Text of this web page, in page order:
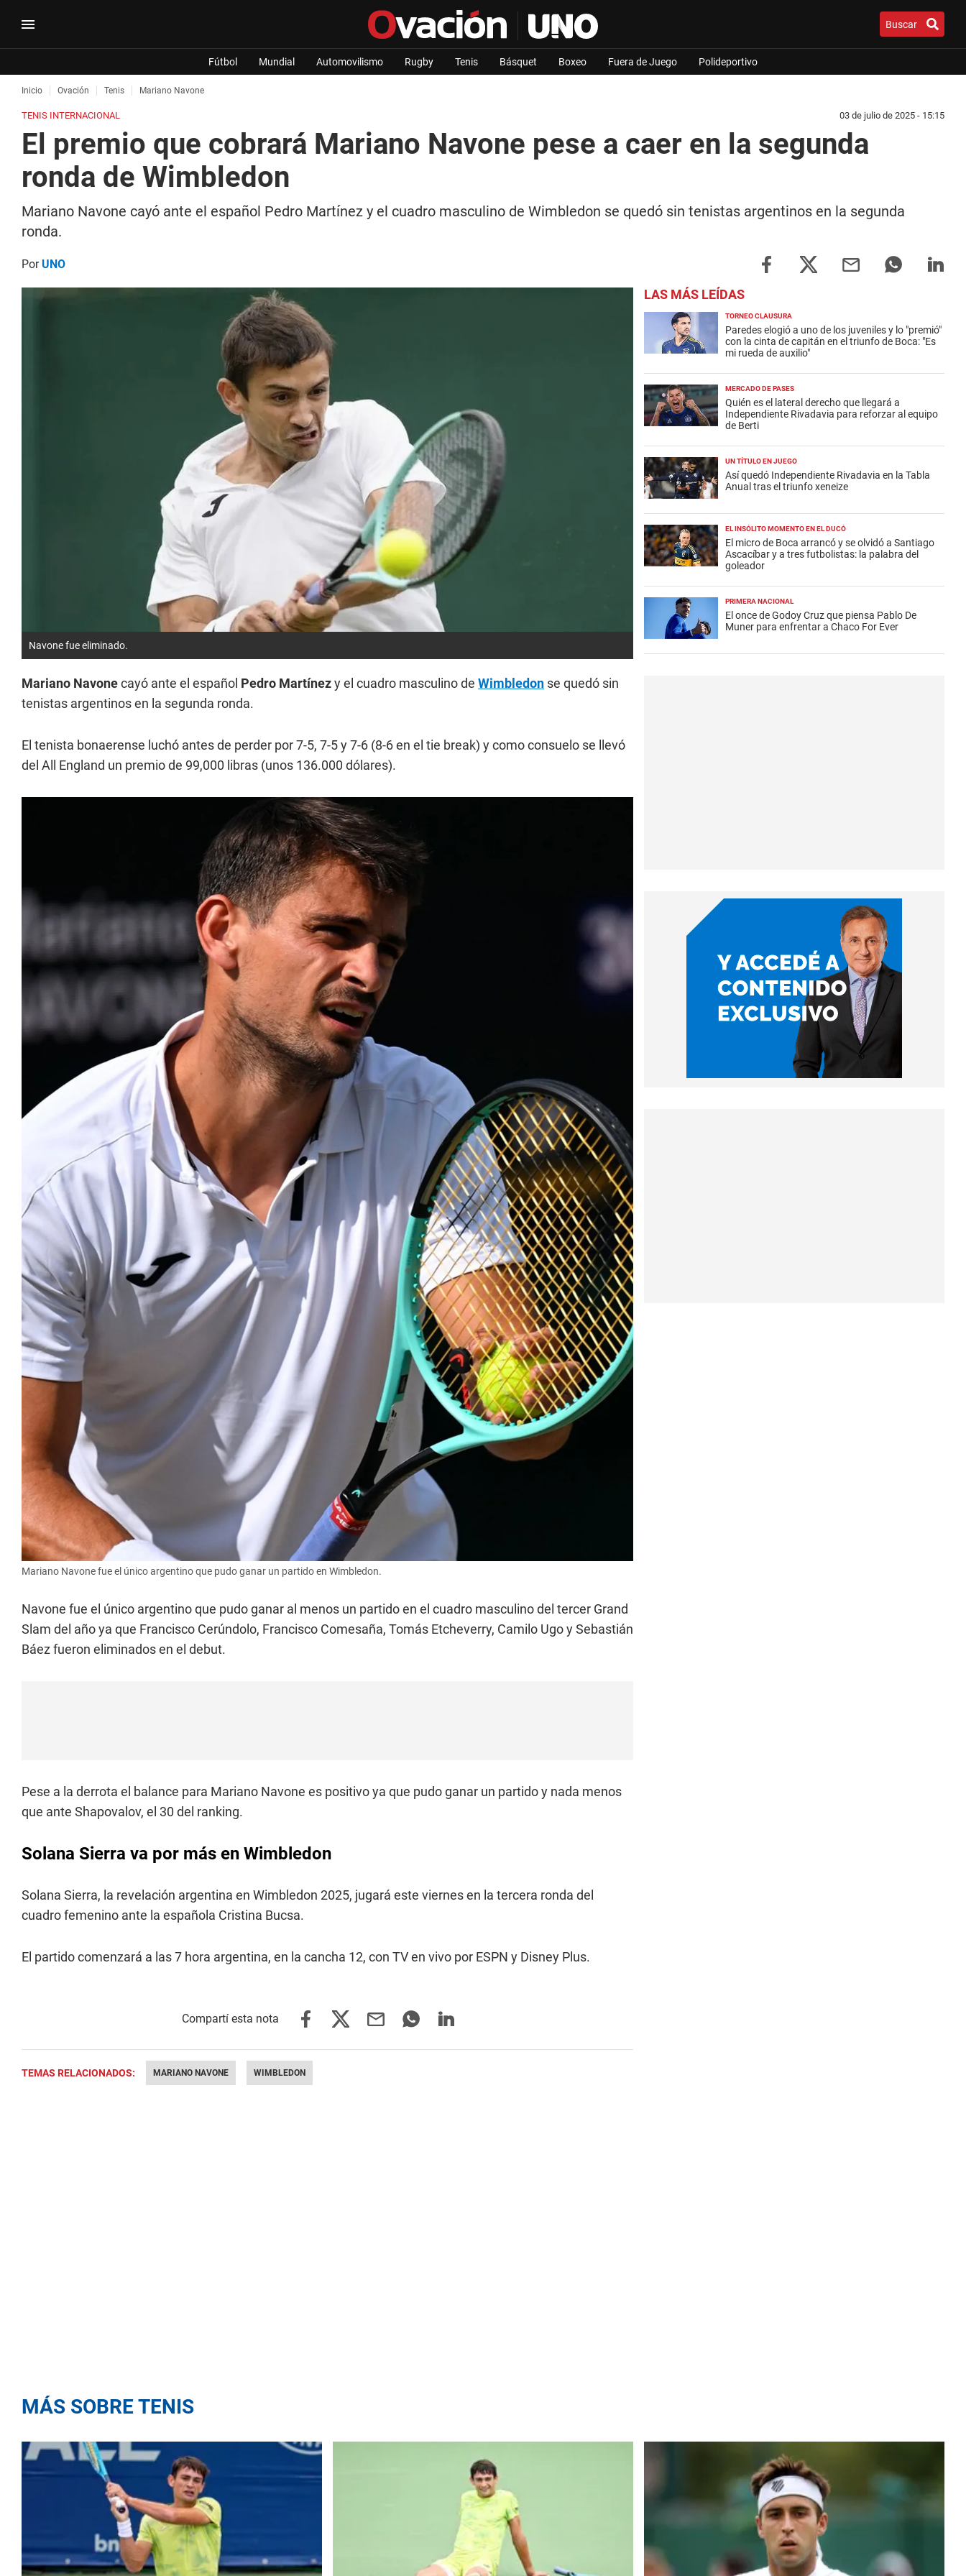
Buscar
Fútbol Mundial Automovilismo Rugby Tenis Básquet Boxeo Fuera de Juego Polideportivo
Inicio Ovación Tenis Mariano Navone
TENIS INTERNACIONAL 03 de julio de 2025 - 15:15
El premio que cobrará Mariano Navone pese a caer en la segunda
ronda de Wimbledon
Mariano Navone cayó ante el español Pedro Martínez y el cuadro masculino de Wimbledon se quedó sin tenistas argentinos en la segunda
ronda.
PorUNO
Navone fue eliminado.
Mariano Navonecayó ante el español Pedro Martínezy el cuadro masculino de Wimbledon se quedó sin
tenistas argentinos en la segunda ronda.
El tenista bonaerense luchó antes de perder por 7-5, 7-5 y 7-6 (8-6 en el tie break) y como consuelo se llevó
del All England un premio de 99,000 libras (unos 136.000 dólares).
Mariano Navone fue el único argentino que pudo ganar un partido en Wimbledon.
Navone fue el único argentino que pudo ganar al menos un partido en el cuadro masculino del tercer Grand
Slam del año ya que Francisco Cerúndolo, Francisco Comesaña, Tomás Etcheverry, Camilo Ugo y Sebastián
Báez fueron eliminados en el debut.
Pese a la derrota el balance para Mariano Navone es positivo ya que pudo ganar un partido y nada menos
que ante Shapovalov, el 30 del ranking.
Solana Sierra va por más en Wimbledon
Solana Sierra, la revelación argentina en Wimbledon 2025, jugará este viernes en la tercera ronda del
cuadro femenino ante la española Cristina Bucsa.
El partido comenzará a las 7 hora argentina, en la cancha 12, con TV en vivo por ESPN y Disney Plus.
TEMAS RELACIONADOS: MARIANO NAVONE WIMBLEDON
LAS MÁS LEÍDAS
TORNEO CLAUSURA
Paredes elogió a uno de los juveniles y lo "premió"
con la cinta de capitán en el triunfo de Boca: "Es
mi rueda de auxilio"
MERCADO DE PASES
Quién es el lateral derecho que llegará a
Independiente Rivadavia para reforzar al equipo
de Berti
UN TÍTULO EN JUEGO
Así quedó Independiente Rivadavia en la Tabla
Anual tras el triunfo xeneize
EL INSÓLITO MOMENTO EN EL DUCÓ
El micro de Boca arrancó y se olvidó a Santiago
Ascacíbar y a tres futbolistas: la palabra del
goleador
PRIMERA NACIONAL
El once de Godoy Cruz que piensa Pablo De
Muner para enfrentar a Chaco For Ever
MÁS SOBRE TENIS